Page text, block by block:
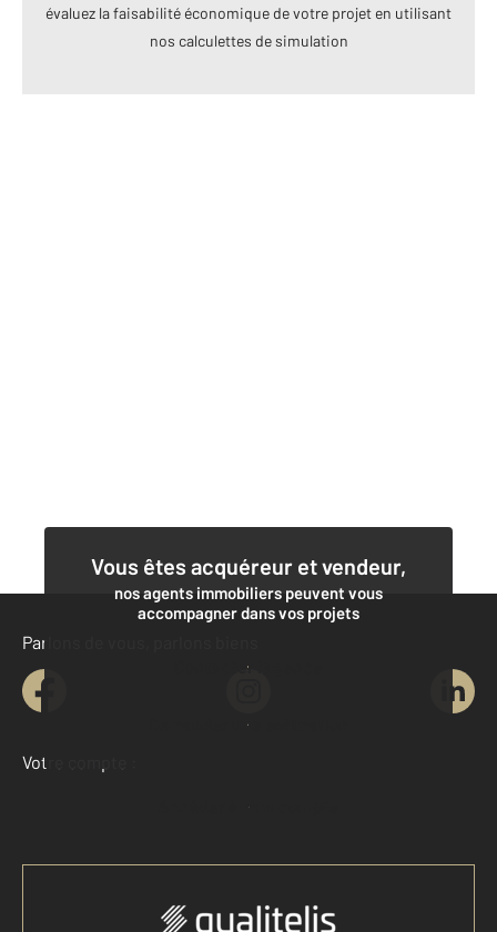
évaluez la faisabilité économique de votre projet en utilisant
nos calculettes de simulation
Vous êtes acquéreur et vendeur,
nos agents immobiliers peuvent vous
accompagner dans vos projets
Contacter l'agence
Demander une estimation
Parlons de vous, parlons biens
Votre compte :
Accéder à mon compte